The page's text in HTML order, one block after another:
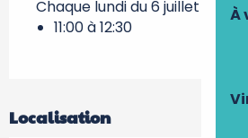
À
Chaque lundi du 6 juillet 2026
11:00 à 12:30
Localisation